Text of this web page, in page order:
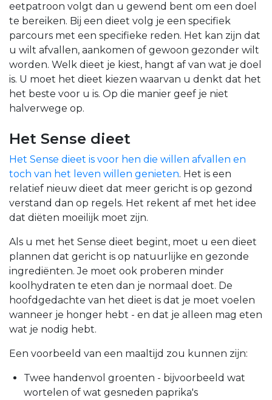
eetpatroon volgt dan u gewend bent om een doel
te bereiken. Bij een dieet volg je een specifiek
parcours met een specifieke reden. Het kan zijn dat
u wilt afvallen, aankomen of gewoon gezonder wilt
worden. Welk dieet je kiest, hangt af van wat je doel
is. U moet het dieet kiezen waarvan u denkt dat het
het beste voor u is. Op die manier geef je niet
halverwege op.
Het Sense dieet
Het Sense dieet is voor hen die willen afvallen en
toch van het leven willen genieten. Het is een
relatief nieuw dieet dat meer gericht is op gezond
verstand dan op regels. Het rekent af met het idee
dat diëten moeilijk moet zijn.
Als u met het Sense dieet begint, moet u een dieet
plannen dat gericht is op natuurlijke en gezonde
ingrediënten. Je moet ook proberen minder
koolhydraten te eten dan je normaal doet. De
hoofdgedachte van het dieet is dat je moet voelen
wanneer je honger hebt - en dat je alleen mag eten
wat je nodig hebt.
Een voorbeeld van een maaltijd zou kunnen zijn:
Twee handenvol groenten - bijvoorbeeld wat
wortelen of wat gesneden paprika's